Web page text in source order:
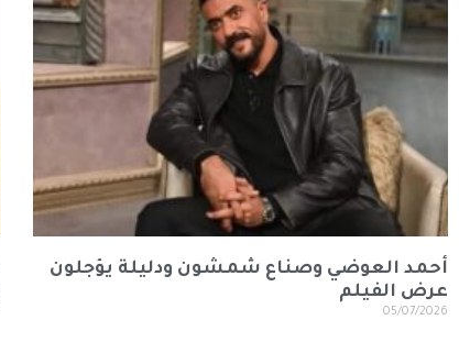
أحمد العوضي وصناع شمشون ودليلة يؤجلون
عرض الفيلم
05/07/2026